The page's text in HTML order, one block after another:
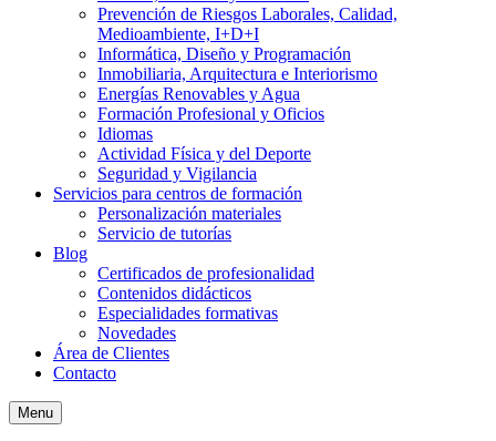
Prevención de Riesgos Laborales, Calidad,
Medioambiente, I+D+I
Informática, Diseño y Programación
Inmobiliaria, Arquitectura e Interiorismo
Energías Renovables y Agua
Formación Profesional y Oficios
Idiomas
Actividad Física y del Deporte
Seguridad y Vigilancia
Servicios para centros de formación
Personalización materiales
Servicio de tutorías
Blog
Certificados de profesionalidad
Contenidos didácticos
Especialidades formativas
Novedades
Área de Clientes
Contacto
Menu